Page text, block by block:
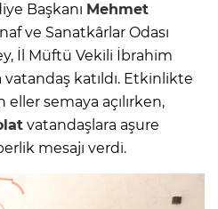
Başkanı Mehmet
ve Sanatkârlar Odası
İl Müftü Vekili İbrahim
vatandaş katıldı. Etkinlikte
eller semaya açılırken,
vatandaşlara aşure
mesajı verdi.